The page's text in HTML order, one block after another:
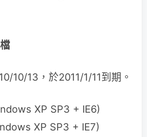
10/13，於2011/1/11到期。
XP SP3 + IE6)
XP SP3 + IE7)